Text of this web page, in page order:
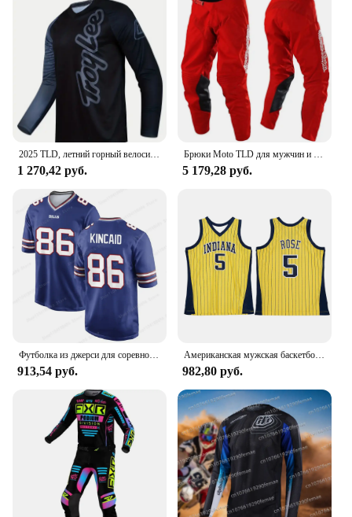
2025 TLD, летний горный велосипед с контролем скорости, длинный рукав, MTB, дышащий мужской велосипедный костюм большого размера, мотоциклетная футболка для бездорожья
1 270,42 руб.
Брюки Moto TLD для мужчин и женщин, мотоциклетные брюки для езды на мотоцикле, локомотивы для пересеченной местности, внедорожные брюки
5 179,28 руб.
Футболка из джерси для соревнований, удобная дышащая детская игровая майка для взрослых, Джерси Buffalo Bills на заказ - Royal
913,54 руб.
Американская мужская баскетбольная майка в стиле ретро, классическая майка 96, версия Индианы No. Темно-синяя классическая майка Марка Джексона Пакера 13.
982,80 руб.